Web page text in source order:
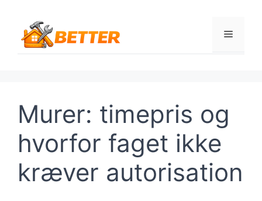
indhold
Menu
Murer: timepris og
hvorfor faget ikke
kræver autorisation